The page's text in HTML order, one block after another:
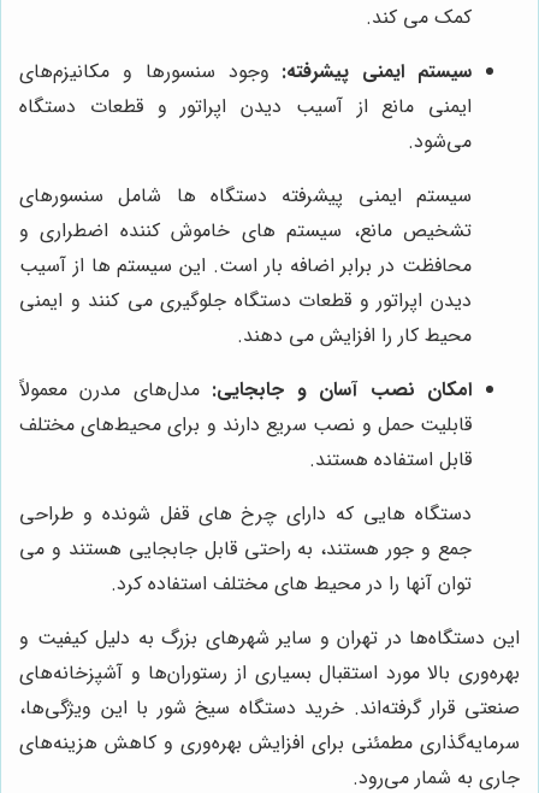
کمک می کند.
سیستم ایمنی پیشرفته: وجود سنسورها و مکانیزم‌های
ایمنی مانع از آسیب دیدن اپراتور و قطعات دستگاه
می‌شود.
سیستم ایمنی پیشرفته دستگاه ها شامل سنسورهای
تشخیص مانع، سیستم های خاموش کننده اضطراری و
محافظت در برابر اضافه بار است. این سیستم ها از آسیب
دیدن اپراتور و قطعات دستگاه جلوگیری می کنند و ایمنی
محیط کار را افزایش می دهند.
امکان نصب آسان و جابجایی: مدل‌های مدرن معمولاً
قابلیت حمل و نصب سریع دارند و برای محیط‌های مختلف
قابل استفاده هستند.
دستگاه هایی که دارای چرخ های قفل شونده و طراحی
جمع و جور هستند، به راحتی قابل جابجایی هستند و می
توان آنها را در محیط های مختلف استفاده کرد.
این دستگاه‌ها در تهران و سایر شهرهای بزرگ به دلیل کیفیت و
بهره‌وری بالا مورد استقبال بسیاری از رستوران‌ها و آشپزخانه‌های
صنعتی قرار گرفته‌اند. خرید دستگاه سیخ شور با این ویژگی‌ها،
سرمایه‌گذاری مطمئنی برای افزایش بهره‌وری و کاهش هزینه‌های
جاری به شمار می‌رود.